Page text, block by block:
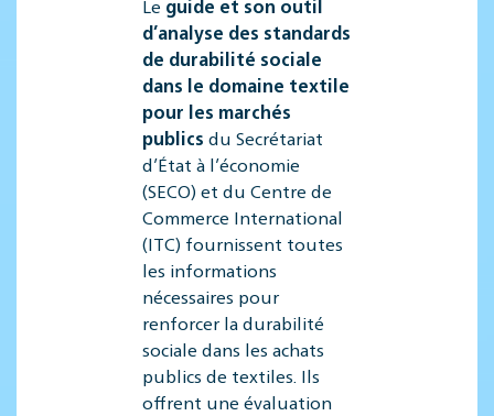
Le guide et son outil
d’analyse des standards
de durabilité sociale
dans le domaine textile
pour les marchés
publics du Secrétariat
d’État à l’économie
(SECO) et du Centre de
Commerce International
(ITC) fournissent toutes
les informations
nécessaires pour
renforcer la durabilité
sociale dans les achats
publics de textiles. Ils
offrent une évaluation